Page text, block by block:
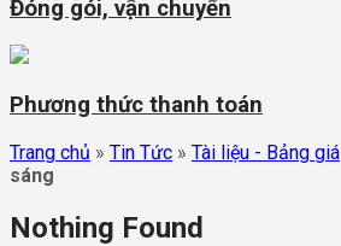
Đóng gói, vận chuyển
Phương thức thanh toán
Trang chủ » Tin Tức » Tài liệu - Bảng giá
sáng
Nothing Found